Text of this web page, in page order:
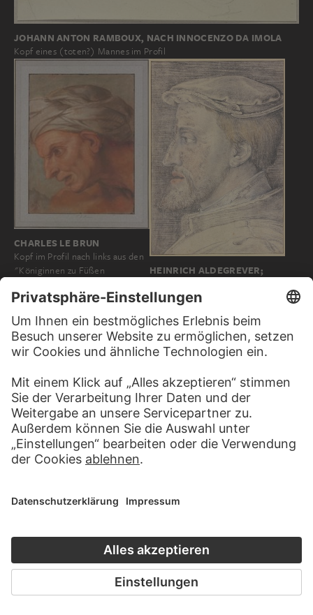
JOHANN ANTON RAMBOUX, NACH INNOCENZO DA IMOLA
Kopf eines (toten?) Mannes im Profil
CHARLES LE BRUN
Kopf im Profil nach links aus den
"Königinnen zu Füßen
HEINRICH ALDEGREVER;
Kopf Kaiser Karls V. im Profil
Kopf und Körper eines Arbeiters
aus der "Großen Spinnerei von
Edam"